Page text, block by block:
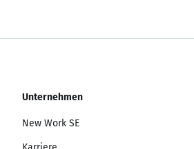
Unternehmen
New Work SE